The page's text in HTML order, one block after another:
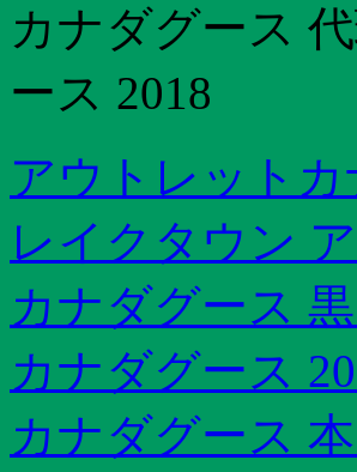
カナダグース
ース 2018
アウトレット
レイクタウン
カナダグース
カナダグース
カナダグース